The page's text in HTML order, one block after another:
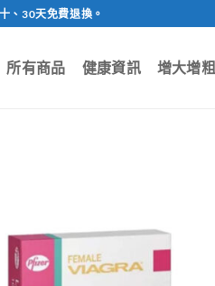
、30天免費退換。
所有商品 健康資訊 增大增粗